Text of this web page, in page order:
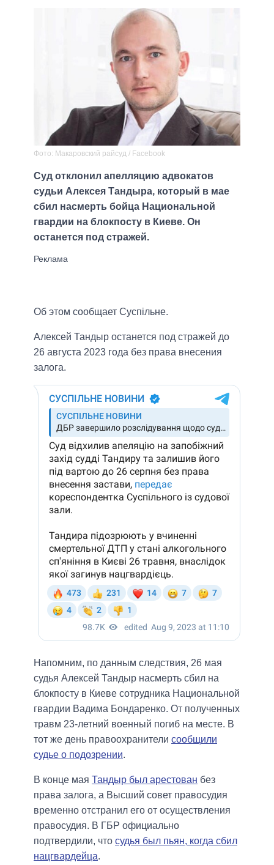
Фото: Макаровский райсуд / Facebook
Суд отклонил апелляцию адвокатов
судьи Алексея Тандыра, который в мае
сбил насмерть бойца Национальной
гвардии на блокпосту в Киеве. Он
останется под стражей.
Об этом сообщает Суспільне.
Алексей Тандыр останется под стражей до
26 августа 2023 года без права внесения
залога.
Напомним, по данным следствия, 26 мая
судья Алексей Тандыр насмерть сбил на
блокпосту в Киеве сотрудника Национальной
гвардии Вадима Бондаренко. От полученных
травм 23-летний военный погиб на месте. В
тот же день правоохранители сообщили
судье о подозрении.
В конце мая Тандыр был арестован без
права залога, а Высший совет правосудия
временно отстранил его от осуществления
правосудия. В ГБР официально
подтвердили, что судья был пьян, когда сбил
нацгвардейца.